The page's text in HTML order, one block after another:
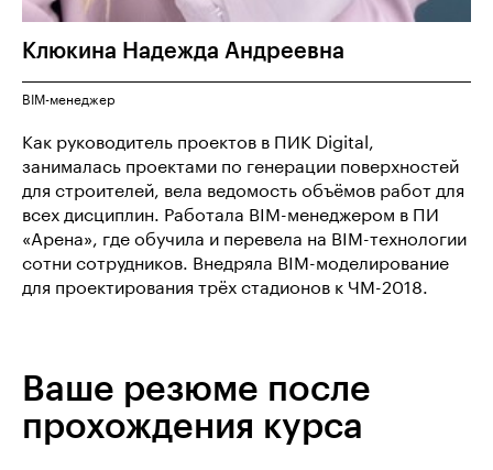
Клюкина Надежда Андреевна
BIM-менеджер
Как руководитель проектов в ПИК Digital,
занималась проектами по генерации поверхностей
для строителей, вела ведомость объёмов работ для
всех дисциплин. Работала BIM-менеджером в ПИ
«Арена», где обучила и перевела на BIM-технологии
сотни сотрудников. Внедряла BIM-моделирование
для проектирования трёх стадионов к ЧМ-2018.
Ваше резюме после
прохождения курса